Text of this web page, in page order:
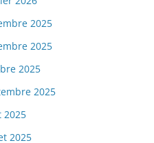
2025
2025
2025
2025
2025
2025